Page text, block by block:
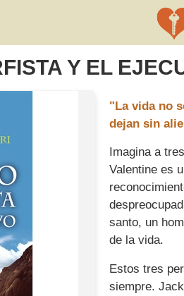
Y EL
"La vida no
dejan sin
Imagina a
Valentine es
santo, un
de la vida.
Estos tres
siempre.